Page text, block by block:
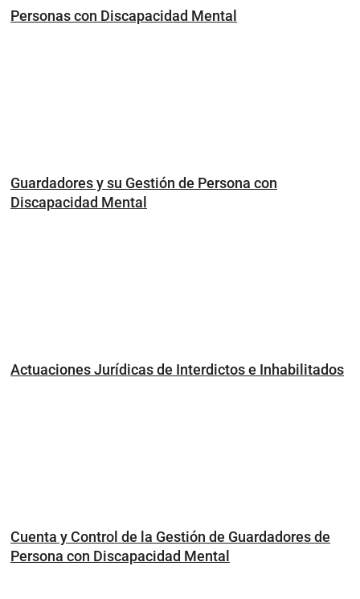
Personas con Discapacidad Mental
Guardadores y su Gestión de Persona con
Discapacidad Mental
Actuaciones Jurídicas de Interdictos e Inhabilitados
Cuenta y Control de la Gestión de Guardadores de
Persona con Discapacidad Mental